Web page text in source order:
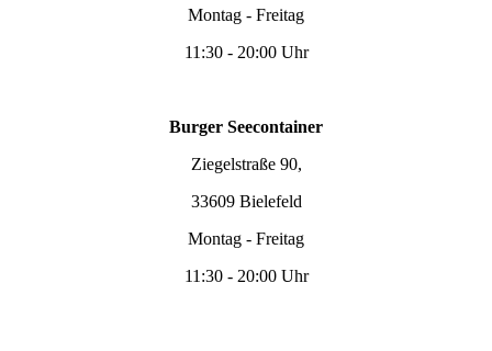
Montag - Freitag
11:30 - 20:00 Uhr
Burger Seecontainer
Ziegelstraße 90,
33609 Bielefeld
Montag - Freitag
11:30 - 20:00 Uhr